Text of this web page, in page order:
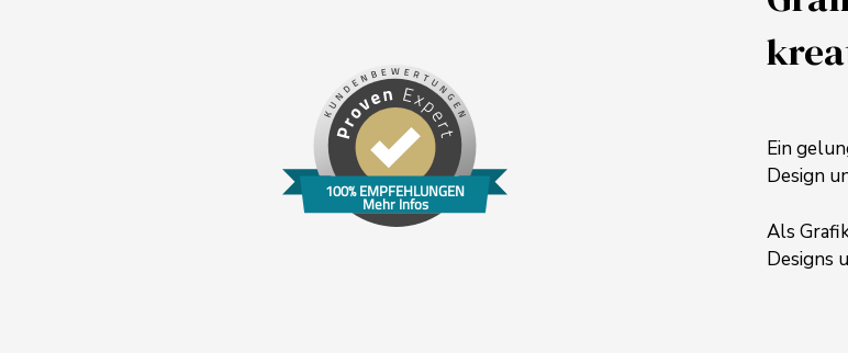
100% EMPFEHLUNGEN
Mehr Infos
Ein
Design
Als
Designs